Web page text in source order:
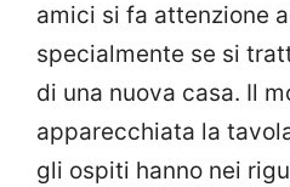
amici si fa attenzione
specialmente se si
di una nuova casa. Il
apparecchiata la
gli ospiti hanno nei